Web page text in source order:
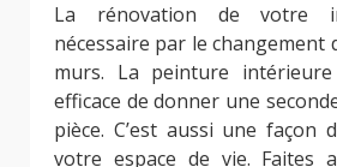
La rénovation de votre
nécessaire par le changement
murs. La peinture
efficace de donner une
pièce. C’est aussi une façon
votre espace de vie. Faites